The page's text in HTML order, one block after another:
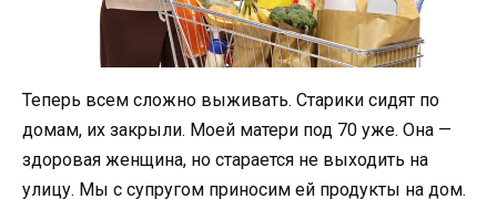
Теперь всем сложно выживать. Старики сидят по
домам, их закрыли. Моей матери под 70 уже. Она —
здоровая женщина, но старается не выходить на
улицу. Мы с супругом приносим ей продукты на дом.